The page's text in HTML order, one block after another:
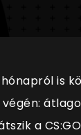
is
a